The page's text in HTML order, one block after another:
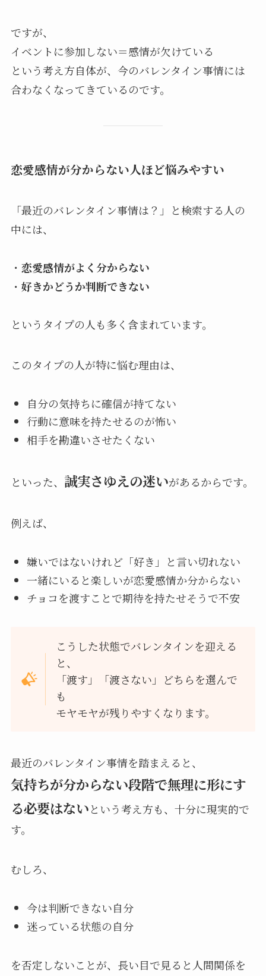
ですが、
イベントに参加しない＝感情が欠けている
という考え方自体が、今のバレンタイン事情には
合わなくなってきているのです。
恋愛感情が分からない人ほど悩みやすい
「最近のバレンタイン事情は？」と検索する人の
中には、
・ 恋愛感情がよく分からない
・ 好きかどうか判断できない
というタイプの人も多く含まれています。
このタイプの人が特に悩む理由は、
自分の気持ちに確信が持てない
行動に意味を持たせるのが怖い
相手を勘違いさせたくない
といった、 誠実さゆえの迷いがあるからです。
例えば、
嫌いではないけれど「好き」と言い切れない
一緒にいると楽しいが恋愛感情か分からない
チョコを渡すことで期待を持たせそうで不安
こうした状態でバレンタインを迎える
と、
「渡す」「渡さない」どちらを選んで
も
モヤモヤが残りやすくなります。
最近のバレンタイン事情を踏まえると、
気持ちが分からない段階で無理に形にす
る必要はないという考え方も、十分に現実的で
す。
むしろ、
今は判断できない自分
迷っている状態の自分
を否定しないことが、長い目で見ると人間関係を